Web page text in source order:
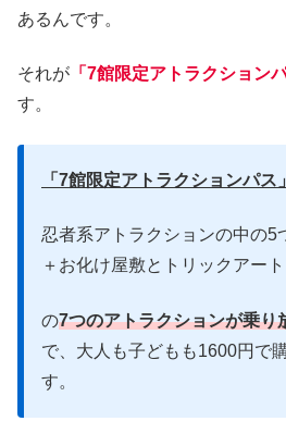
あるんです。
それが 「7館限定アトラクション
す。
「7館限定アトラクションパス
忍者系アトラクションの中の5
＋お化け屋敷とトリックアート
の7つのアトラクションが乗り
で、大人も子どもも1600円で
す。